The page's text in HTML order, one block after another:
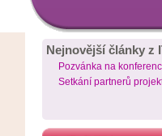
Nejnovější články z
Pozvánka na
Setkání partnerů